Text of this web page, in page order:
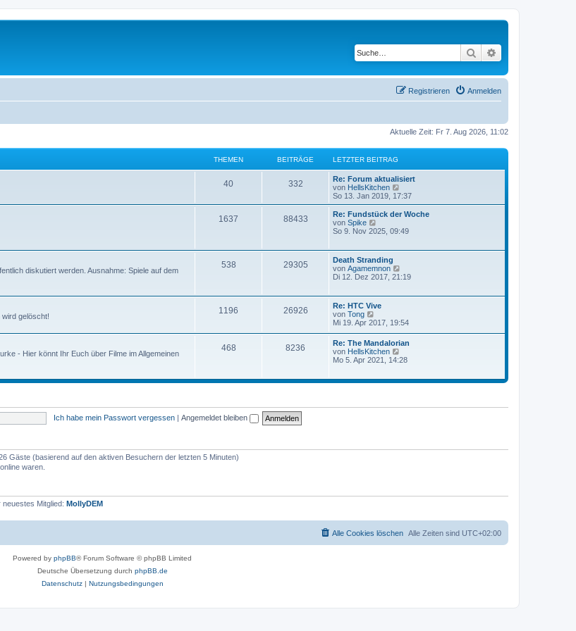
Suche
Anmelden
Registrieren
Aktuelle Zeit: Fr 7. Aug 2026, 11:02
THEMEN BEITRÄGE LETZTER BEITRAG
40 332
Re: Forum aktualisiert
von HellsKitchen
e
u
e
t
B
t
a
So 13. Jan 2019, 17:37
1637 88433
Re: Fundstück der Woche
von Spike
e
s
t
e
r
e
i
r
a
g
So 9. Nov 2025, 09:49
diskutiert werden. Ausnahme: Spiele auf dem
538 29305
Death Stranding
von Agamemnon
e
e
r
B
e
t
a
g
Di 12. Dez 2017, 21:19
wird gelöscht!
1196 26926
Re: HTC Vive
von Tong
e
s
t
e
B
t
Mi 19. Apr 2017, 19:54
- Hier könnt Ihr Euch über Filme im Allgemeinen
468 8236
Re: The Mandalorian
von HellsKitchen
e
s
r
r
Mo 5. Apr 2021, 14:28
Ich habe mein Passwort vergessen | Angemeldet bleiben
Gäste (basierend auf den aktiven Besuchern der letzten 5 Minuten)
waren.
neuestes Mitglied: MollyDEM
Alle Zeiten sind UTC+02:00
Alle Cookies löschen
Powered by phpBB® Forum Software © phpBB Limited
Deutsche Übersetzung durch phpBB.de
Datenschutz| Nutzungsbedingungen